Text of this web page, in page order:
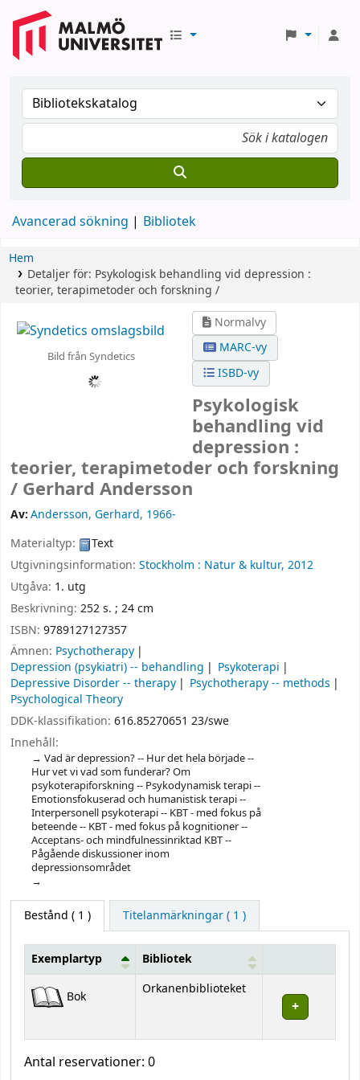
Avancerad sökning Bibliotek
Hem
Detaljer för: Psykologisk behandling vid depression :
teorier, terapimetoder och forskning /
Bild från Syndetics
Normalvy
MARC-vy
ISBD-vy
Psykologisk
behandling vid
depression :
teorier, terapimetoder och forskning
/ Gerhard Andersson
Av:Andersson, Gerhard, 1966-
Materialtyp:
Text
Utgivningsinformation: Stockholm : Natur & kultur, 2012
Utgåva: 1. utg
Beskrivning: 252 s. ; 24 cm
ISBN: 9789127127357
Ämnen: Psychotherapy
Depression (psykiatri) -- behandling
Psykoterapi
Depressive Disorder -- therapy
Psychotherapy -- methods
Psychological Theory
DDK-klassifikation: 616.85270651 23/swe
Innehåll:
Vad är depression? -- Hur det hela började --
Hur vet vi vad som funderar? Om
psykoterapiforskning -- Psykodynamisk terapi --
Emotionsfokuserad och humanistisk terapi --
Interpersonell psykoterapi -- KBT - med fokus på
beteende -- KBT - med fokus på kognitioner --
Acceptans- och mindfulnessinriktad KBT --
Pågående diskussioner inom
depressionsområdet
Bestånd ( 1 ) Titelanmärkningar ( 1 )
Bestånd
Exemplartyp Bibliotek
Bok Orkanenbiblioteket
Antal reservationer: 0